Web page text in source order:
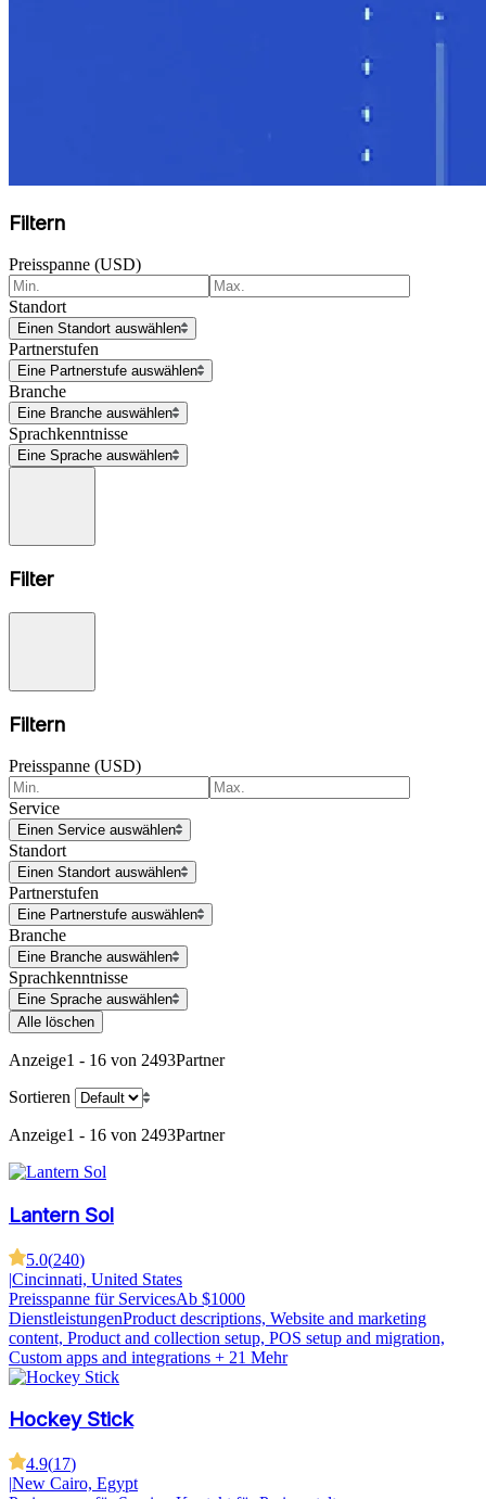
Filtern
Preisspanne (USD)
Standort
Einen Standort auswählen
Partnerstufen
Eine Partnerstufe auswählen
Branche
Eine Branche auswählen
Sprachkenntnisse
Eine Sprache auswählen
Filter
Filtern
Preisspanne (USD)
Service
Einen Service auswählen
Standort
Einen Standort auswählen
Partnerstufen
Eine Partnerstufe auswählen
Branche
Eine Branche auswählen
Sprachkenntnisse
Eine Sprache auswählen
Alle löschen
Anzeige1 - 16 von 2493Partner
Sortieren
Anzeige1 - 16 von 2493Partner
Lantern Sol
5.0(240)
|Cincinnati, United States
Preisspanne für ServicesAb $1000
DienstleistungenProduct descriptions, Website and marketing
content, Product and collection setup, POS setup and migration,
Custom apps and integrations + 21 Mehr
Hockey Stick
4.9(17)
|New Cairo, Egypt